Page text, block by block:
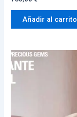
Añadir al carrito